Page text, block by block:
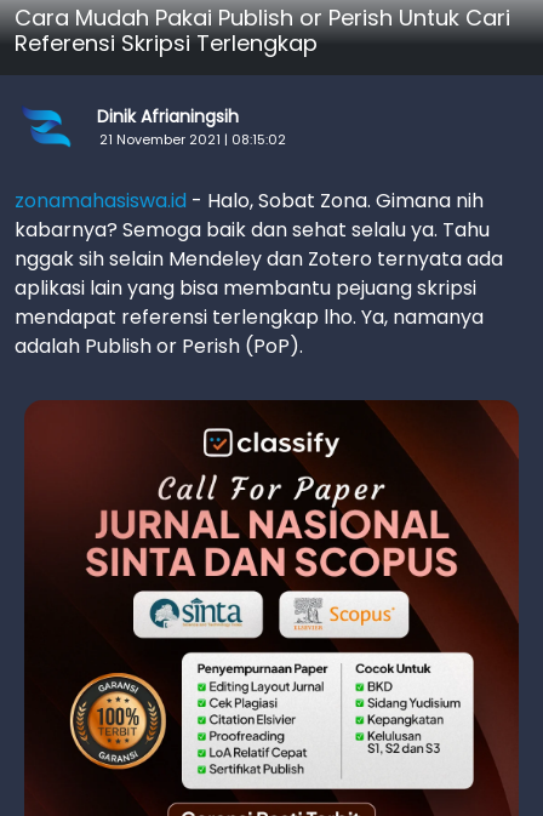
Cara Mudah Pakai Publish or Perish Untuk Cari
Referensi Skripsi Terlengkap
Dinik Afrianingsih
21 November 2021 | 08:15:02
zonamahasiswa.id - Halo, Sobat Zona. Gimana nih
kabarnya? Semoga baik dan sehat selalu ya. Tahu
nggak sih selain Mendeley dan Zotero ternyata ada
aplikasi lain yang bisa membantu pejuang skripsi
mendapat referensi terlengkap lho. Ya, namanya
adalah Publish or Perish (PoP).